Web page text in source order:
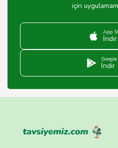
için
App
İndir
İndir